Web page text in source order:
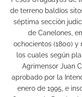
de terreno baldíos
séptima sección
de Canelones,
ochocientos (1800) y
los cuales según
Agrimensor Juan
aprobado por la
enero de 1995, e